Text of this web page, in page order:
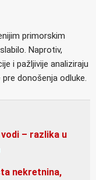
primorskim
Naprotiv,
i pažljivije analiziraju
donošenja odluke.
– razlika u
nekretnina,